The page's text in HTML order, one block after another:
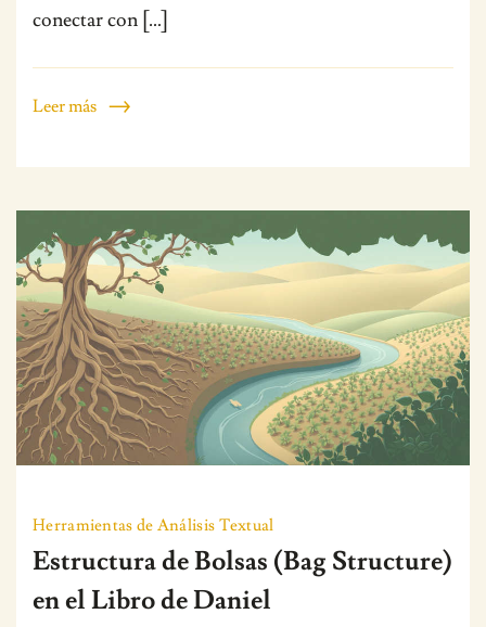
conectar con […]
Leer más
Herramientas de Análisis Textual
Estructura de Bolsas (Bag Structure)
en el Libro de Daniel